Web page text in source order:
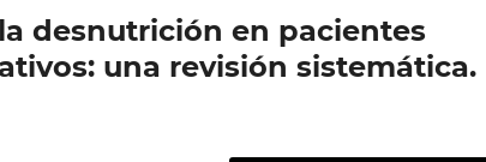
desnutrición en pacientes
una revisión sistemática.